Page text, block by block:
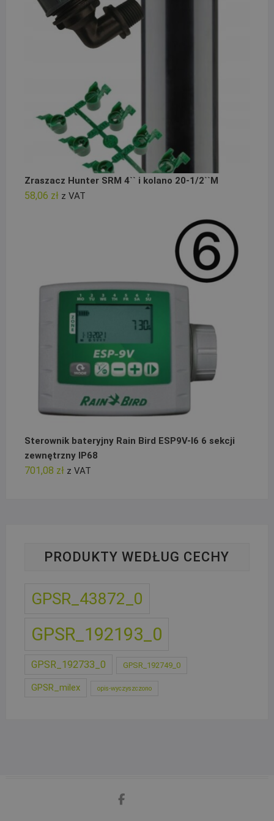
Zraszacz Hunter SRM 4`` i kolano 20-1/2``M
58,06 zł z VAT
Sterownik bateryjny Rain Bird ESP9V-I6 6 sekcji
zewnętrzny IP68
701,08 zł z VAT
PRODUKTY WEDŁUG CECHY
GPSR_43872_0
GPSR_192193_0
GPSR_192733_0 GPSR_192749_0
GPSR_milex opis-wyczyszczono
facebook